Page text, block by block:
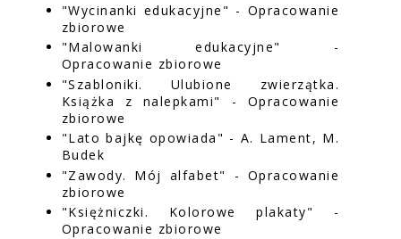
"Wycinanki edukacyjne" - Opracowanie
zbiorowe
"Malowanki edukacyjne" -
Opracowanie zbiorowe
"Szabloniki. Ulubione zwierzątka.
Książka z nalepkami" - Opracowanie
zbiorowe
"Lato bajkę opowiada" - A. Lament, M.
Budek
"Zawody. Mój alfabet" - Opracowanie
zbiorowe
"Księżniczki. Kolorowe plakaty" -
Opracowanie zbiorowe